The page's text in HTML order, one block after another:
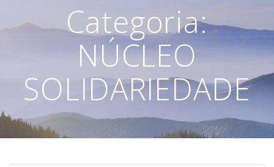
Categoria:
NÚCLEO
SOLIDARIEDADE